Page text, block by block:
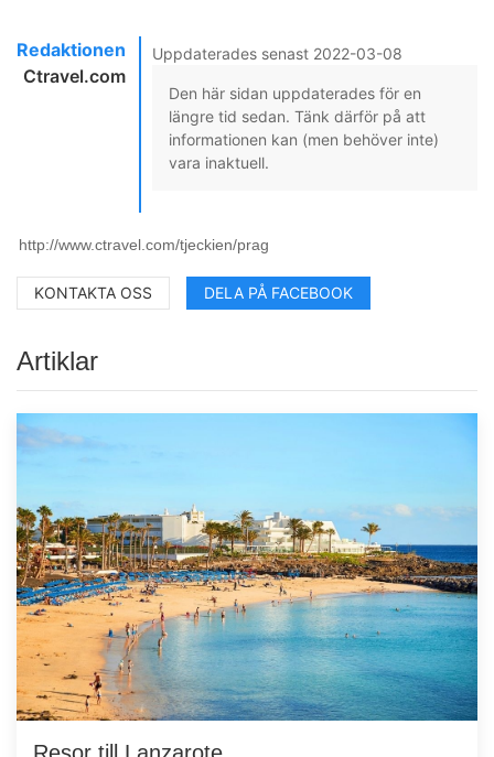
Redaktionen
Ctravel.com
Uppdaterades senast 2022-03-08
Den här sidan uppdaterades för en
längre tid sedan. Tänk därför på att
informationen kan (men behöver inte)
vara inaktuell.
KONTAKTA OSS DELA PÅ FACEBOOK
Artiklar